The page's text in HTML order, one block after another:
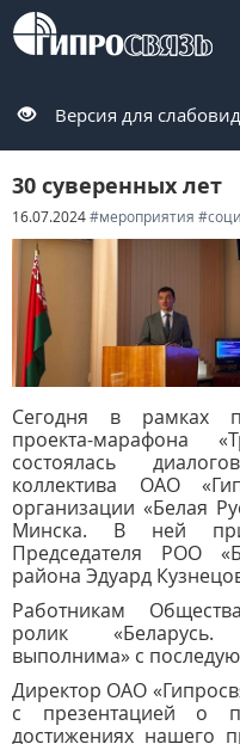
Версия для
30 суверенных лет
16.07.2024#мероприятия
Сегодня в рамках
проекта-марафона
состоялась
коллектива ОАО
организации «Белая
Минска. В ней
Председателя РОО
района Эдуард
Работникам
ролик «Беларусь.
выполнима» с
Директор ОАО
с презентацией о
достижениях нашего